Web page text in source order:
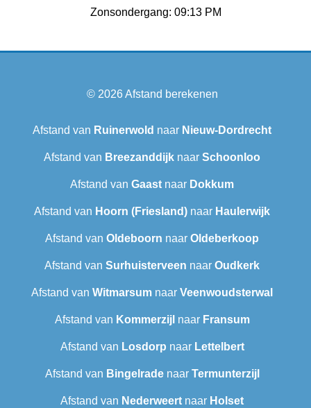
Zonsondergang: 09:13 PM
© 2026Afstand berekenen
Afstand van Ruinerwold naar Nieuw-Dordrecht
Afstand van Breezanddijk naar Schoonloo
Afstand van Gaast naar Dokkum
Afstand van Hoorn (Friesland) naar Haulerwijk
Afstand van Oldeboorn naar Oldeberkoop
Afstand van Surhuisterveen naar Oudkerk
Afstand van Witmarsum naar Veenwoudsterwal
Afstand van Kommerzijl naar Fransum
Afstand van Losdorp naar Lettelbert
Afstand van Bingelradenaar Termunterzijl
Afstand van Nederweert naar Holset